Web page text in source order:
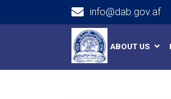
info@dab.gov.af
Main
ABOUT US